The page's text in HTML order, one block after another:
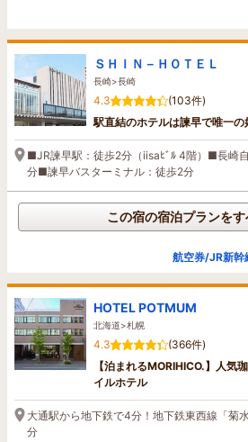
ＳＨＩＮ－ＨＯＴＥＬ
長崎>長崎
4.3
(103件)
駅直結のホテルは諫早で唯一の
■JR諫早駅：徒歩2分（iisaﾋﾞﾙ 4階）■長崎
分■諫早バスターミナル：徒歩2分
この宿の宿泊プランを
航空券/JR新幹
HOTEL POTMUM
北海道>札幌
4.3
(366件)
【泊まれるMORIHICO.】人気
イルホテル
大通駅から地下鉄で4分！地下鉄東西線「菊
分